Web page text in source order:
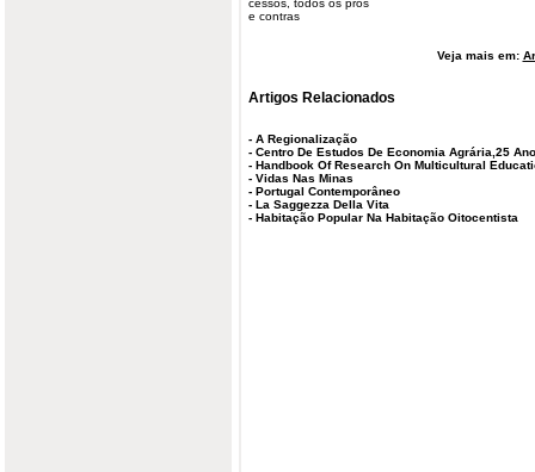
cessos, todos os prós
e contras
Veja mais em:
Artigos Relacionados
- A Regionalização
- Centro De Estudos De Economia Agrária,25
- Handbook Of Research On Multicultural
- Vidas Nas Minas
- Portugal Contemporâneo
- La Saggezza Della Vita
- Habitação Popular Na Habitação Oitocentista